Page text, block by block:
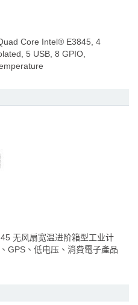
Core Intel® E3845, 4
5 USB, 8 GPIO,
无风扇宽温进阶箱型工业计
GPS、低电压、消費電子產品